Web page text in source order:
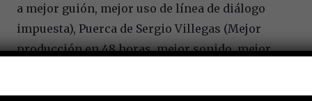
a mejor guión, mejor uso de línea de diálogo
impuesta), Puerca de Sergio Villegas (Mejor
producción en 48 horas, mejor sonido, mejor